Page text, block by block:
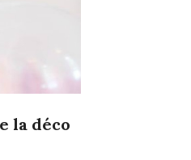
la déco